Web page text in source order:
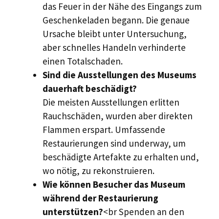
das Feuer in der Nähe des Eingangs zum
Geschenkeladen begann. Die genaue
Ursache bleibt unter Untersuchung,
aber schnelles Handeln verhinderte
einen Totalschaden.
Sind die Ausstellungen des Museums
dauerhaft beschädigt?
Die meisten Ausstellungen erlitten
Rauchschäden, wurden aber direkten
Flammen erspart. Umfassende
Restaurierungen sind underway, um
beschädigte Artefakte zu erhalten und,
wo nötig, zu rekonstruieren.
Wie können Besucher das Museum
während der Restaurierung
unterstützen?<br Spenden an den